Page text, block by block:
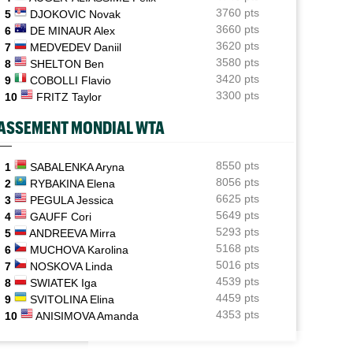
- MONTRÉAL
Atmane saisit sa chance, Jack Draper
larmes
ATP - CINCINNATI
Carlos Alcaraz forfait, l'inquiétude
avant l'US Open
Holger Rune espéré à Cincinnati, mais sa mère sème le
doute...
05/08
US Open (Q)
Bonzi proche du tableau, Gea, Draper et Wawrinka en
qualifs
Sept Françaises engagées en qualifs, Kristina
Mladenovic protégée
05/08
US Open
Emma Raducanu doit digérer un nouveau forfait,
encore un coup dur
5
DJOKOVIC Novak
3760 pts
6
DE MINAUR Alex
3660 pts
7
MEDVEDEV Daniil
3620 pts
8
SHELTON Ben
3580 pts
9
COBOLLI Flavio
3420 pts
10
FRITZ Taylor 3300 pts
MONDIAL WTA
1 SABALENKA Aryna
8550 pts
2
RYBAKINA Elena
8056 pts
3
PEGULA Jessica
6625 pts
4
GAUFF Cori
5649 pts
5
ANDREEVA Mirra
5293 pts
6
MUCHOVA Karolina
5168 pts
7
NOSKOVA Linda
5016 pts
8
SWIATEK Iga
4539 pts
9
SVITOLINA Elina
4459 pts
10
ANISIMOVA Amanda 4353 pts